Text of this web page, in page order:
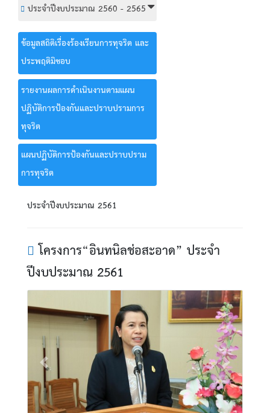
ประจำปีงบประมาณ 2560 - 2565
ข้อมูลสถิติเรื่องร้องเรียนการทุจริต และ
ประพฤติมิชอบ
รายงานผลการดำเนินงานตามแผน
ปฏิบัติการป้องกันและปราบปรามการ
ทุจริต
แผนปฏิบัติการป้องกันและปราบปราม
การทุจริต
ประจำปีงบประมาณ 2561
โครงการ“อินทนิลช่อสะอาด” ประจำ
ปีงบประมาณ 2561
Previous Next